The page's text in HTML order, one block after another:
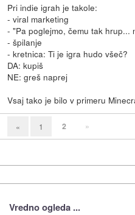
Pri indie igrah je takole:
- viral marketing
- "Pa poglejmo, čemu tak hrup...
- špilanje
- kretnica: Ti je igra hudo všeč?
DA: kupiš
NE: greš naprej
Vsaj tako je bilo v primeru
« 1 2 »
Vredno ogleda ...